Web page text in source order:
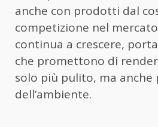
anche con prodotti dal
competizione nel
continua a crescere,
che promettono di
solo più pulito, ma
dell’ambiente.